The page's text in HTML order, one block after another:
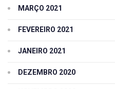
MARÇO 2021
FEVEREIRO 2021
JANEIRO 2021
DEZEMBRO 2020